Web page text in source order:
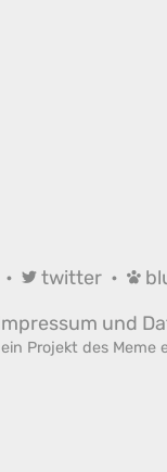
• twitter •
und
Projekt des Meme